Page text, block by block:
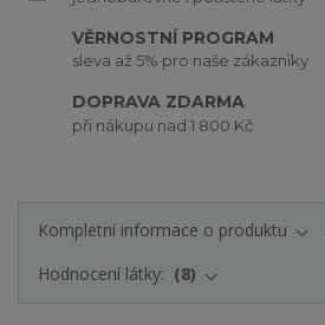
VĚRNOSTNÍ PROGRAM
sleva až 5% pro naše zákazníky
DOPRAVA ZDARMA
při nákupu nad 1 800 Kč
Kompletní informace o produktu
Hodnocení látky:
8